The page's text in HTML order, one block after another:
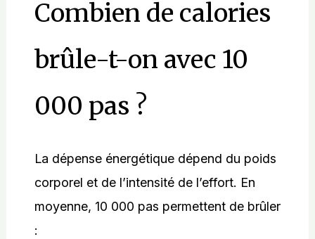
Combien de calories
brûle-t-on avec 10
000 pas ?
La dépense énergétique dépend du poids
corporel et de l’intensité de l’effort. En
moyenne, 10 000 pas permettent de brûler
: